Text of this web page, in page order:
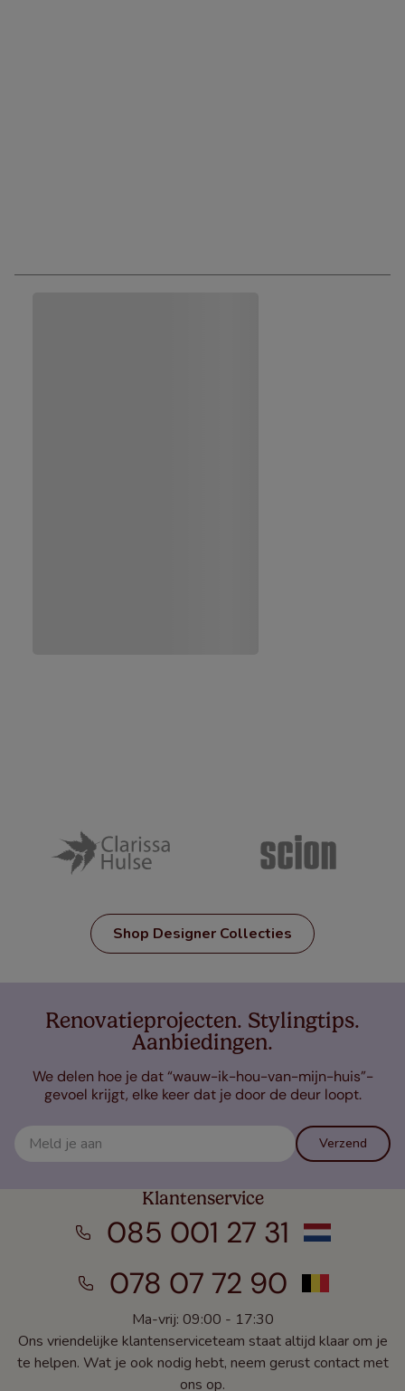
Shop Designer Collecties
Renovatieprojecten. Stylingtips.
Aanbiedingen.
We delen hoe je dat “wauw-ik-hou-van-mijn-huis”-
gevoel krijgt, elke keer dat je door de deur loopt.
Verzend
Klantenservice
085 001 27 31
078 07 72 90
Ma-vrij: 09:00 - 17:30
Ons vriendelijke klantenserviceteam staat altijd klaar om je
te helpen. Wat je ook nodig hebt, neem gerust contact met
ons op.